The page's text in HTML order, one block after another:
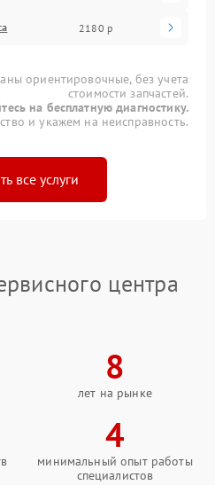
2180 р
ориентировочные, без учета
стоимости запчастей.
на бесплатную диагностику.
и укажем на неисправность.
все услуги
центра
8
лет на рынке
4
минимальный опыт работы
специалистов